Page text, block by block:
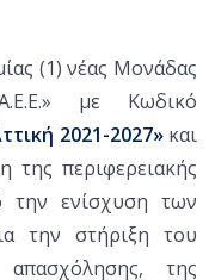
(1) νέας Μονάδας
με Κωδικό
2021-2027»και
της περιφερειακής
την ενίσχυση των
την στήριξη του
της